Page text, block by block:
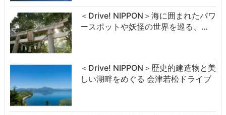
＜Drive! NIPPON＞海に囲まれたパワ
ースポットや妖怪の世界を巡る、…
＜Drive! NIPPON＞歴史的建造物と美
しい湖畔をめぐる 会津若松ドライブ